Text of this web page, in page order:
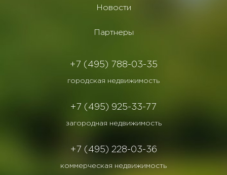
Новости
Партнеры
+7 (495) 788-03-35
городская недвижимость
+7 (495) 925-33-77
загородная недвижимость
+7 (495) 228-03-36
коммерческая недвижимость